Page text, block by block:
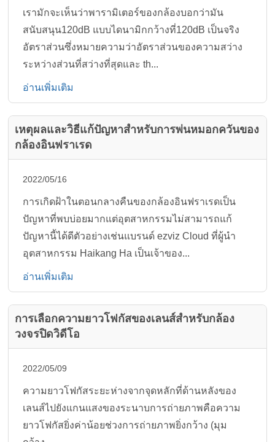
เรามักจะเห็นว่าพารามิเตอร์ของกล้องบอกว่ามัน
สนับสนุน120dB แบบไดนามิกกว้างที่120dB เป็นจริง
อัตราส่วนซึ่งหมายความว่าอัตราส่วนของความสว่าง
ระหว่างส่วนที่สว่างที่สุดและ th...
อ่านเพิ่มเติม
เหตุผลและวิธีแก้ปัญหาสำหรับการพ่นหมอกควันของ
กล้องอินฟราเรด
2022/05/16
การเกิดฝ้าในตอนกลางคืนของกล้องอินฟราเรดเป็น
ปัญหาที่พบบ่อยมากแต่อุตสาหกรรมไม่สามารถแก้
ปัญหานี้ได้ดีตัวอย่างเช่นแบรนด์ ezviz Cloud ที่ผู้นำ
อุตสาหกรรม Haikang Ha เป็นเจ้าของ...
อ่านเพิ่มเติม
การเลือกความยาวโฟกัสของเลนส์สำหรับกล้อง
วงจรปิดวิดีโอ
2022/05/09
ความยาวโฟกัสระยะห่างจากจุดหลักที่ด้านหลังของ
เลนส์ไปยังแกนแสงของระนาบการถ่ายภาพคือความ
ยาวโฟกัสยิ่งค่าน้อยช่วงการถ่ายภาพยิ่งกว้าง (มุม